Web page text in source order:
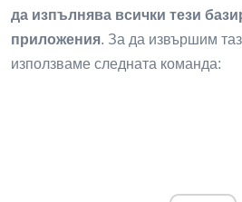
да изпълнява всички тези
приложения. За да извършим
използваме следната команда: